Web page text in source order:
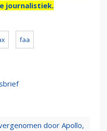
journalistiek.
faa
door Apollo,